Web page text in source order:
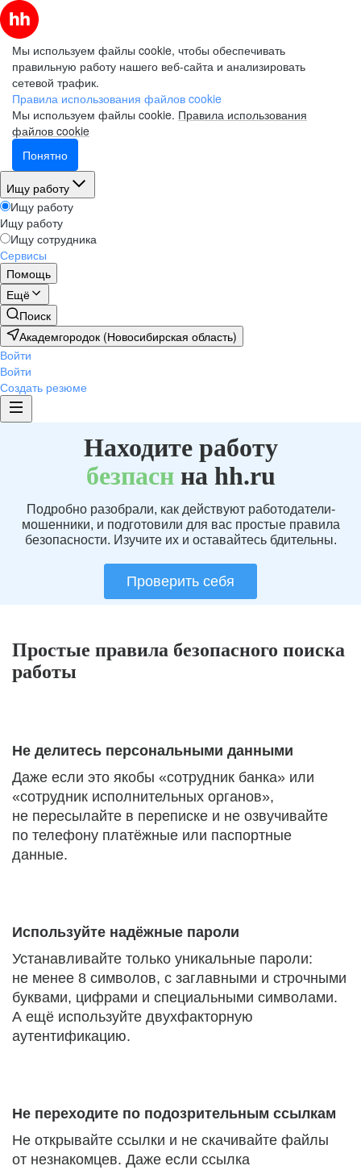
Мы используем файлы cookie, чтобы обеспечивать
правильную работу нашего веб-сайта и анализировать
сетевой трафик.
Правила использования файлов cookie
Мы используем файлы cookie. Правила использования
файлов cookie
Понятно
Ищу работу
Ищу работу
Ищу работу
Ищу сотрудника
Сервисы
Помощь
Ещё
Поиск
Академгородок (Новосибирская область)
Войти
Войти
Создать резюме
Находите работу
безпаснна hh.ru
Подробно разобрали, как действуют работодатели-
мошенники, и подготовили для вас простые правила
безопасности. Изучите их и оставайтесь бдительны.
Проверить себя
Простые правила безопасного поиска
работы
Не делитесь персональными данными
Даже если это якобы «сотрудник банка» или
«сотрудник исполнительных органов»,
не пересылайте в переписке и не озвучивайте
по телефону платёжные или паспортные
данные.
Используйте надёжные пароли
Устанавливайте только уникальные пароли:
не менее 8 символов, с заглавными и строчными
буквами, цифрами и специальными символами.
А ещё используйте двухфакторную
аутентификацию.
Не переходите по подозрительным ссылкам
Не открывайте ссылки и не скачивайте файлы
от незнакомцев. Даже если ссылка